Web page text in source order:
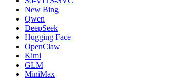
New Bing
Qwen
DeepSeek
Hugging Face
OpenClaw
Kimi
GLM
MiniMax